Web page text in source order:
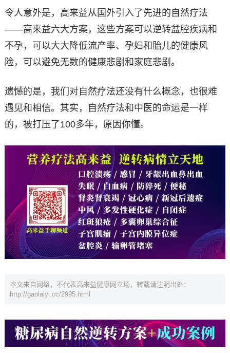
令人意外是，高来益从国外引入了先进的自然疗法
——高来益六大方案，这些方案可以逆转盆腔疾病和
不孕，可以大大降低流产率、孕妇和胎儿的健康风
险，可以避免无数的健康悲剧和家庭悲剧。
遗憾的是，我们对自然疗法还没有什么概念，也很难
遇见和相信。其实，自然疗法和中医的命运是一样
的，被打压了100多年，原因你懂。
本文来自网络，不代表高来益健康网立场，转载请注明出处：
http://gaolaiyi.cc/2995.html